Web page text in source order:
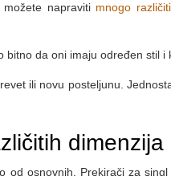
napraviti mnogo
da oni imaju određen stil i
ili novu posteljunu.
dimenzija
osnovnih. Prekirači za